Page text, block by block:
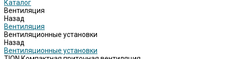
Каталог
Вентиляция
Назад
Вентиляция
Вентиляционные установки
Назад
Вентиляционные установки